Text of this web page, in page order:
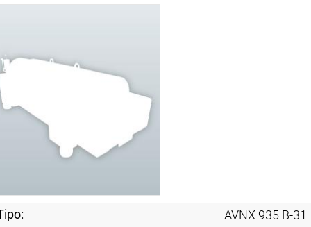
AVNX 935 B-31